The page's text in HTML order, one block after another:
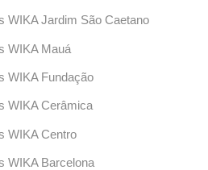
WIKA Jardim São Caetano
WIKA Mauá
WIKA Fundação
WIKA Cerâmica
WIKA Centro
WIKA Barcelona